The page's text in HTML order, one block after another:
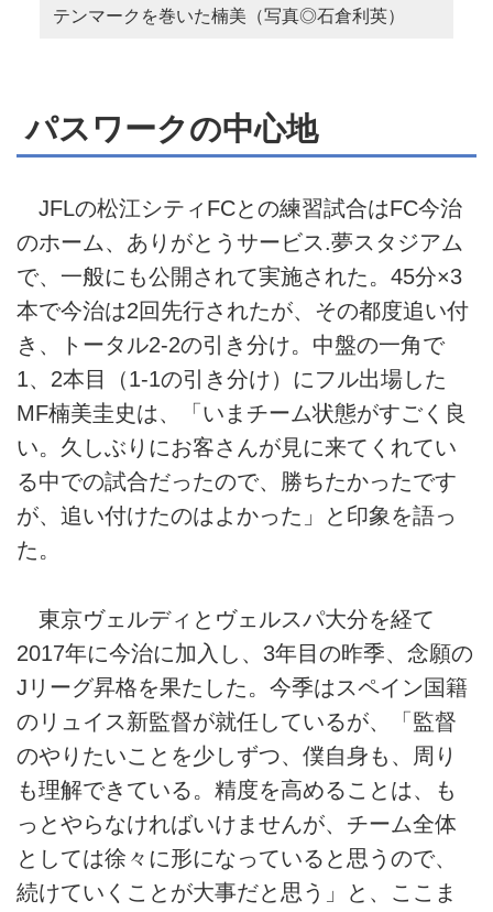
テンマークを巻いた楠美（写真◎石倉利英）
パスワークの中心地
JFLの松江シティFCとの練習試合はFC今治
のホーム、ありがとうサービス.夢スタジアム
で、一般にも公開されて実施された。45分×3
本で今治は2回先行されたが、その都度追い付
き、トータル2-2の引き分け。中盤の一角で
1、2本目（1-1の引き分け）にフル出場した
MF楠美圭史は、「いまチーム状態がすごく良
い。久しぶりにお客さんが見に来てくれてい
る中での試合だったので、勝ちたかったです
が、追い付けたのはよかった」と印象を語っ
た。
東京ヴェルディとヴェルスパ大分を経て
2017年に今治に加入し、3年目の昨季、念願の
Jリーグ昇格を果たした。今季はスペイン国籍
のリュイス新監督が就任しているが、「監督
のやりたいことを少しずつ、僕自身も、周り
も理解できている。精度を高めることは、も
っとやらなければいけませんが、チーム全体
としては徐々に形になっていると思うので、
続けていくことが大事だと思う」と、ここま